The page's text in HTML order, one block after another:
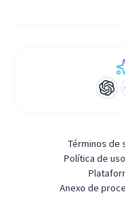
Términos de
Política de
Anexo de